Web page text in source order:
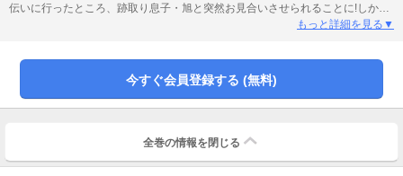
伝いに行ったところ、跡取り息子・旭と突然お見合いさせられることに!しかも
もっと詳細を見る▼
今すぐ会員登録する (無料)
全巻の情報を 閉じる